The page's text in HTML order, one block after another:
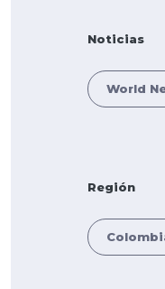
Noticias
World
Región